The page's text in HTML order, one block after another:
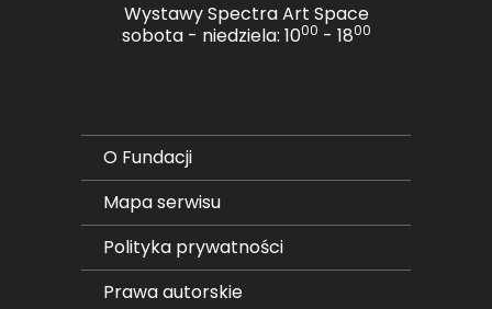
Wystawy Spectra Art Space
sobota - niedziela: 1000 - 1800
O Fundacji
Mapa serwisu
Polityka prywatności
Prawa autorskie